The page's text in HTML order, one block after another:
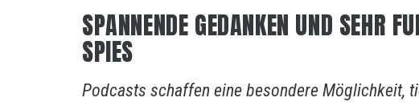
SPANNENDE GEDANKEN UND SEHR
SPIES
Podcasts schaffen eine besondere Möglichkeit,